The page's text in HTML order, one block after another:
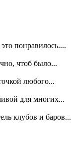
понравилось....
чтоб было...
любого...
для многих...
клубов и баров...